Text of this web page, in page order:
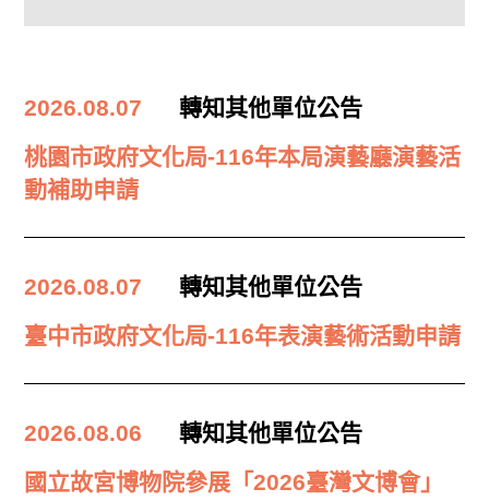
2026.08.07
轉知其他單位公告
桃園市政府文化局-116年本局演藝廳演藝活
動補助申請
2026.08.07
轉知其他單位公告
臺中市政府文化局-116年表演藝術活動申請
2026.08.06
轉知其他單位公告
國立故宮博物院參展「2026臺灣文博會」